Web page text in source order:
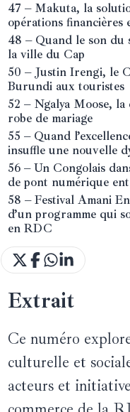
47 – Makuta, la
opérations financières
48 – Quand le son du
la ville du Cap
50 – Justin Irengi, le
Burundi aux touristes
52 – Ngalya Moose,
robe de mariage
55 – Quand
insuffle une nouvelle
56 – Un Congolais
de pont numérique
58 – Festival Amani
d’un programme qui
en RDC
Extrait
Ce numéro
culturelle et
acteurs et